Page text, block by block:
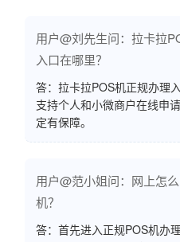
用户@刘先生问：拉卡拉
入口在哪里？
答：拉卡拉POS机正规办理
支持个人和小微商户在线申
定有保障。
用户@范小姐问：网上怎
机？
答：首先进入正规POS机办